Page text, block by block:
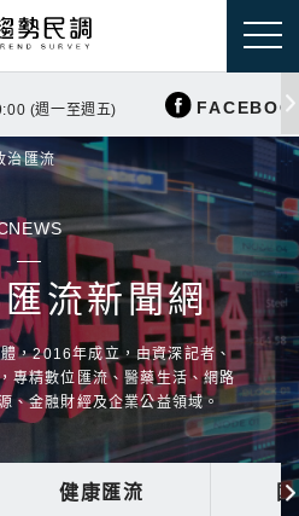
(週一至週五)
治匯流
流新聞網
，2016年成立，由資深記者、
專精數位匯流、醫藥生活、網路
、金融財經及企業公益領域。
健康匯流